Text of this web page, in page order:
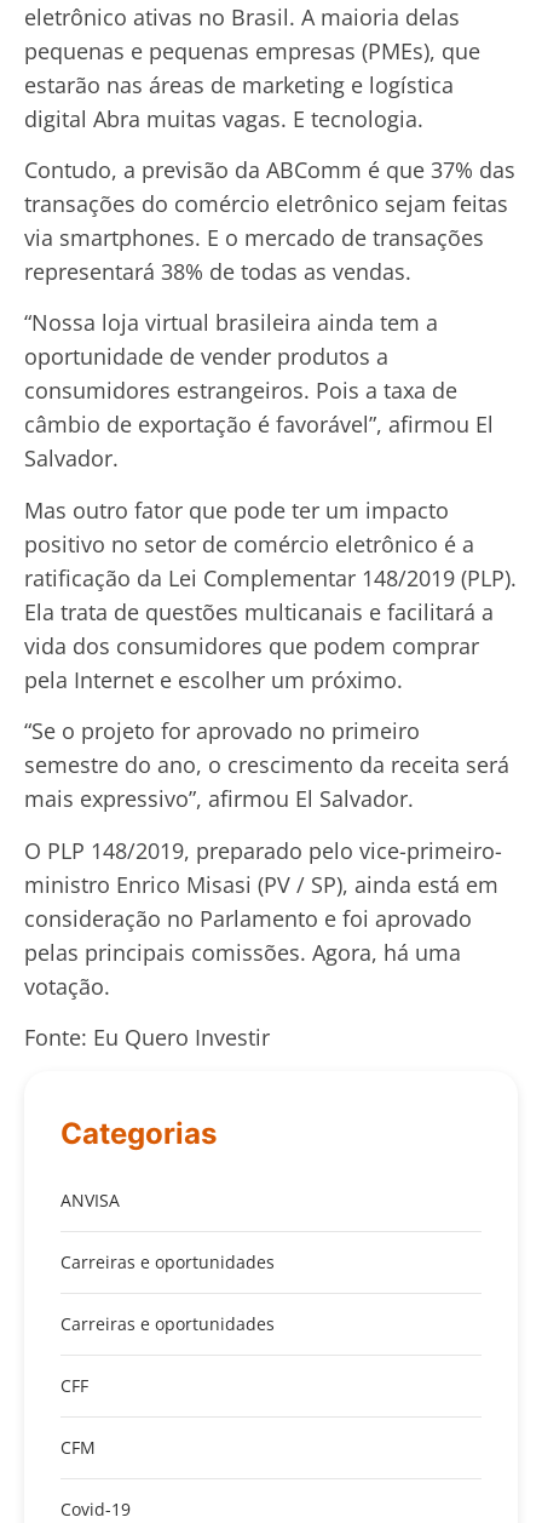
eletrônico ativas no Brasil. A maioria delas
pequenas e pequenas empresas (PMEs), que
estarão nas áreas de marketing e logística
digital Abra muitas vagas. E tecnologia.
Contudo, a previsão da ABComm é que 37% das
transações do comércio eletrônico sejam feitas
via smartphones. E o mercado de transações
representará 38% de todas as vendas.
“Nossa loja virtual brasileira ainda tem a
oportunidade de vender produtos a
consumidores estrangeiros. Pois a taxa de
câmbio de exportação é favorável”, afirmou El
Salvador.
Mas outro fator que pode ter um impacto
positivo no setor de comércio eletrônico é a
ratificação da Lei Complementar 148/2019 (PLP).
Ela trata de questões multicanais e facilitará a
vida dos consumidores que podem comprar
pela Internet e escolher um próximo.
“Se o projeto for aprovado no primeiro
semestre do ano, o crescimento da receita será
mais expressivo”, afirmou El Salvador.
O PLP 148/2019, preparado pelo vice-primeiro-
ministro Enrico Misasi (PV / SP), ainda está em
consideração no Parlamento e foi aprovado
pelas principais comissões. Agora, há uma
votação.
Fonte: Eu Quero Investir
Categorias
ANVISA
Carreiras e oportunidades
Carreiras e oportunidades
CFF
CFM
Covid-19